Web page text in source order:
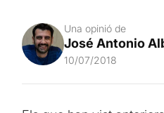
Una opinió de
José Antonio
10/07/2018